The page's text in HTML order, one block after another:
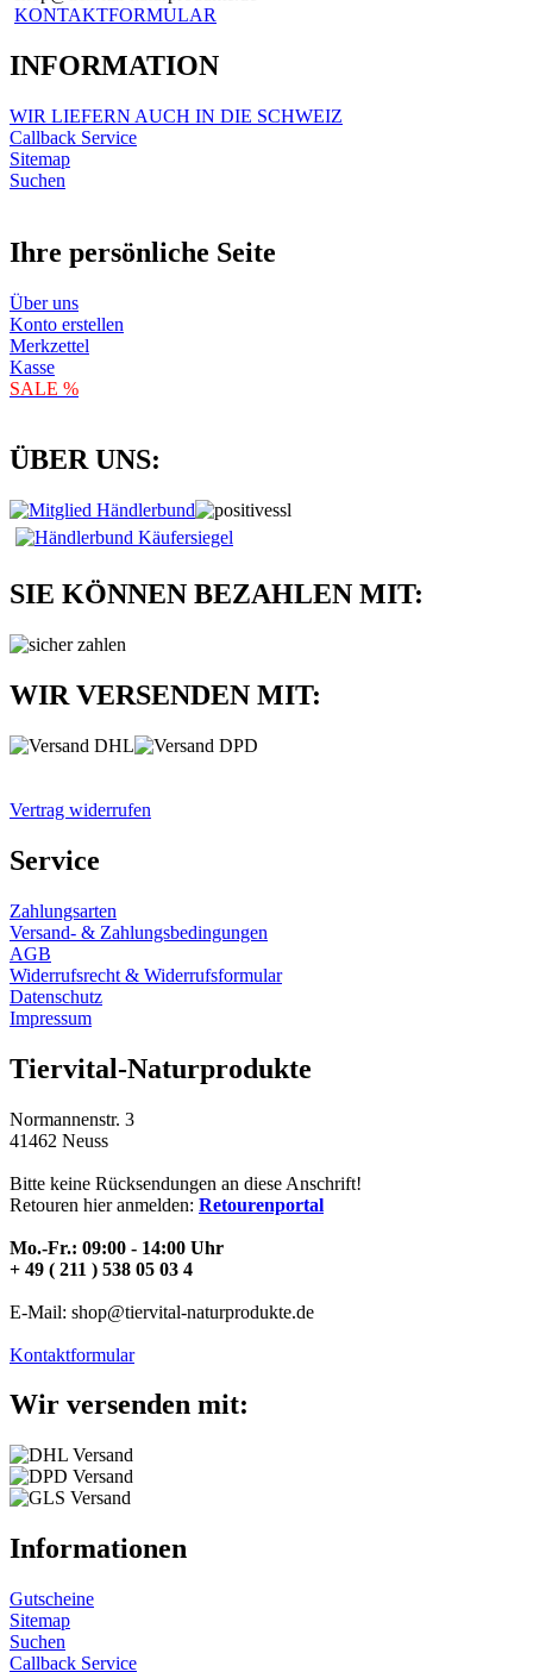
KONTAKTFORMULAR
INFORMATION
WIR LIEFERN AUCH IN DIE SCHWEIZ
Callback Service
Sitemap
Suchen
Ihre persönliche Seite
Über uns
Konto erstellen
Merkzettel
Kasse
SALE %
ÜBER UNS:
SIE KÖNNEN BEZAHLEN MIT:
WIR VERSENDEN MIT:
Vertrag widerrufen
Service
Zahlungsarten
Versand- & Zahlungsbedingungen
AGB
Widerrufsrecht & Widerrufsformular
Datenschutz
Impressum
Tiervital-Naturprodukte
Normannenstr. 3
41462 Neuss
Bitte keine Rücksendungen an diese Anschrift!
Retouren hier anmelden: Retourenportal
Mo.-Fr.: 09:00 - 14:00 Uhr
+ 49 ( 211 ) 538 05 03 4
E-Mail: shop@tiervital-naturprodukte.de
Kontaktformular
Wir versenden mit:
Informationen
Gutscheine
Sitemap
Suchen
Callback Service